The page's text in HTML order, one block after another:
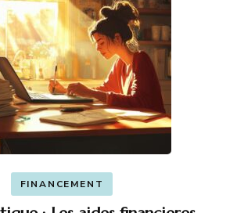
FINANCEMENT